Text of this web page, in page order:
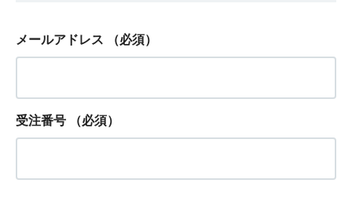
メールアドレス （必須）
受注番号 （必須）